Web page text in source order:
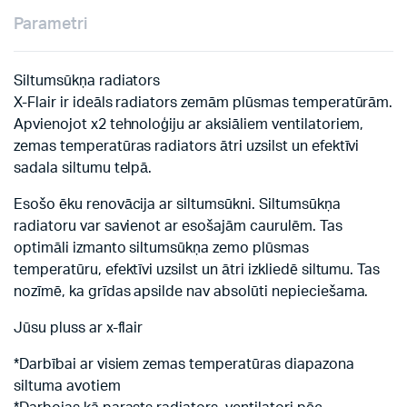
Parametri
Siltumsūkņa radiators
X-Flair ir ideāls radiators zemām plūsmas temperatūrām.
Apvienojot x2 tehnoloģiju ar aksiāliem ventilatoriem,
zemas temperatūras radiators ātri uzsilst un efektīvi
sadala siltumu telpā.
Esošo ēku renovācija ar siltumsūkni. Siltumsūkņa
radiatoru var savienot ar esošajām caurulēm. Tas
optimāli izmanto siltumsūkņa zemo plūsmas
temperatūru, efektīvi uzsilst un ātri izkliedē siltumu. Tas
nozīmē, ka grīdas apsilde nav absolūti nepieciešama.
Jūsu pluss ar x-flair
*Darbībai ar visiem zemas temperatūras diapazona
siltuma avotiem